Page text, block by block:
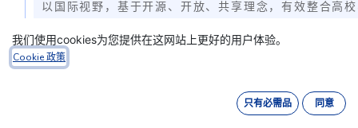
以国际视野，基于开源、开放、共享理念，有效整合高
协会愿景
开源信息技术及应用研究、标准制定、战略规划；人才
我们使用cookies为您提供在这网站上更好的用户体验。
Cookie 政策
只有必需品 同意